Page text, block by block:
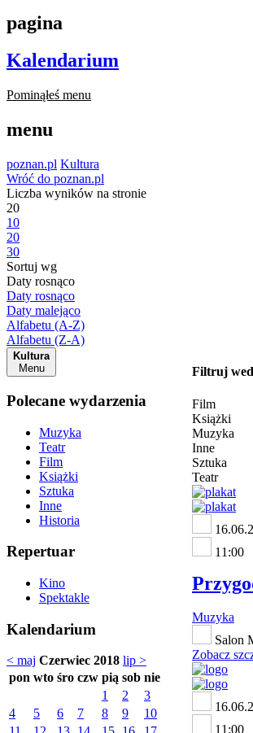
pagina
Kalendarium
Pominąłeś menu
menu
poznan.pl Kultura
Wróć do poznan.pl
Liczba wyników na stronie
20
10
20
30
Sortuj wg
Daty rosnąco
Daty rosnąco
Daty malejąco
Alfabetu (A-Z)
Alfabetu (Z-A)
Kultura
Menu
Polecane wydarzenia
Muzyka
Teatr
Film
Książki
Sztuka
Inne
Historia
Repertuar
Kino
Spektakle
Kalendarium
< maj Czerwiec 2018 lip >
pon wto śro czw pią sob nie
1
2
3
4
5 6 7 8 9
10
Filtruj
Film
Książki
Muzyka
Inne
Sztuka
Teatr
11:00
Muzyka
Salon
Zobacz
11:00